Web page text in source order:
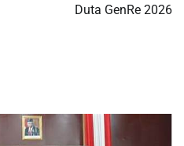
Duta GenRe 2026